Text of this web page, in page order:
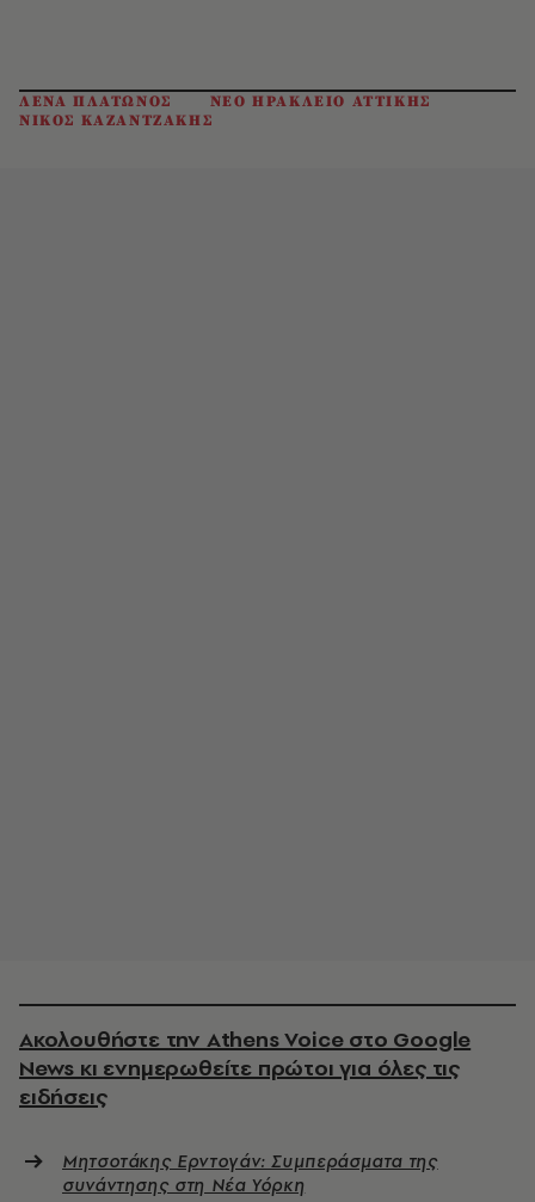
ΛΕΝΑ ΠΛΑΤΩΝΟΣ
ΝΕΟ ΗΡΑΚΛΕΙΟ ΑΤΤΙΚΗΣ
ΝΙΚΟΣ ΚΑΖΑΝΤΖΑΚΗΣ
Ακολουθήστε την Athens Voice στο Google
News κι ενημερωθείτε πρώτοι για όλες τις
ειδήσεις
Μητσοτάκης Ερντογάν: Συμπεράσματα της
συνάντησης στη Νέα Υόρκη